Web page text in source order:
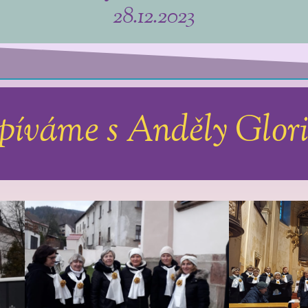
28.12.2023
s Anděly